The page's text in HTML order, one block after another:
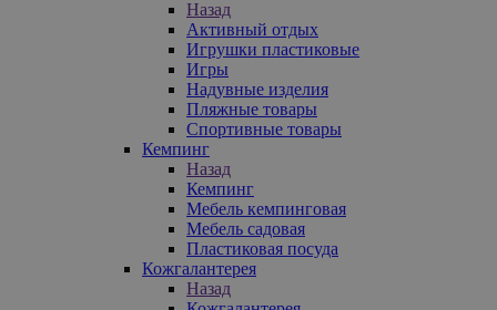
Назад
Активный отдых
Игрушки пластиковые
Игры
Надувные изделия
Пляжные товары
Спортивные товары
Кемпинг
Назад
Кемпинг
Мебель кемпинговая
Мебель садовая
Пластиковая посуда
Кожгалантерея
Назад